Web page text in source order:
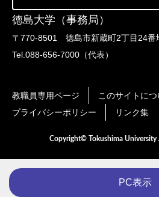
徳島大学（事務局）
〒770-8501 徳島市新蔵町2丁目24番
Tel.088-656-7000（代表）
教職員専用ページ
このサイトにつ
プライバシーポリシー
リンク集
Copyright© Tokushima University
PC表示